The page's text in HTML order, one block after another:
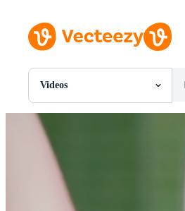
Videos
Todas Imágenes
SVGs
Plantillas
Vectores
Videos